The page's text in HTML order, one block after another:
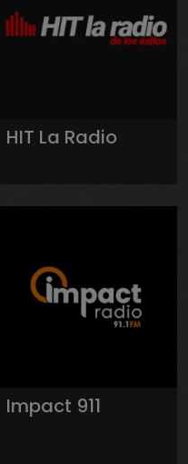
HIT La Radio
Impact 911